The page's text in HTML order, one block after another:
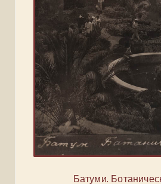
Батуми.